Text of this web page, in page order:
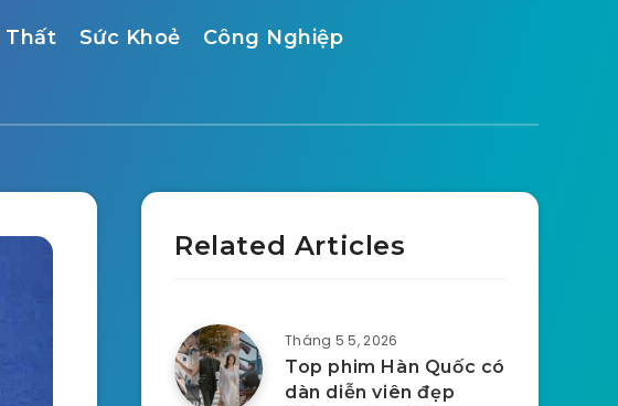
Thất Sức Khoẻ Công Nghiệp
Related Articles
Tháng 5 5, 2026
Top phim Hàn Quốc có
dàn diễn viên đẹp